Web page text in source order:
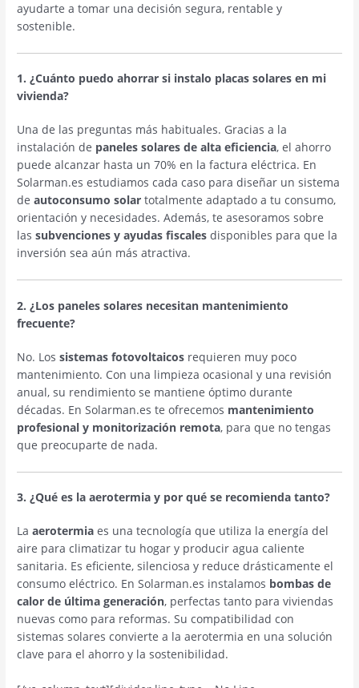
ayudarte a tomar una decisión segura, rentable y
sostenible.
1. ¿Cuánto puedo ahorrar si instalo placas solares en mi
vivienda?
Una de las preguntas más habituales. Gracias a la
instalación de paneles solares de alta eficiencia, el ahorro
puede alcanzar hasta un 70% en la factura eléctrica. En
Solarman.es estudiamos cada caso para diseñar un sistema
deautoconsumo solar totalmente adaptado a tu consumo,
orientación y necesidades. Además, te asesoramos sobre
lassubvenciones y ayudas fiscales disponibles para que la
inversión sea aún más atractiva.
2. ¿Los paneles solares necesitan mantenimiento
frecuente?
No. Lossistemas fotovoltaicos requieren muy poco
mantenimiento. Con una limpieza ocasional y una revisión
anual, su rendimiento se mantiene óptimo durante
décadas. En Solarman.es te ofrecemos mantenimiento
profesional y monitorización remota, para que no tengas
que preocuparte de nada.
3. ¿Qué es la aerotermia y por qué se recomienda tanto?
Laaerotermia es una tecnología que utiliza la energía del
aire para climatizar tu hogar y producir agua caliente
sanitaria. Es eficiente, silenciosa y reduce drásticamente el
consumo eléctrico. En Solarman.es instalamos bombas de
calor de última generación, perfectas tanto para viviendas
nuevas como para reformas. Su compatibilidad con
sistemas solares convierte a la aerotermia en una solución
clave para el ahorro y la sostenibilidad.